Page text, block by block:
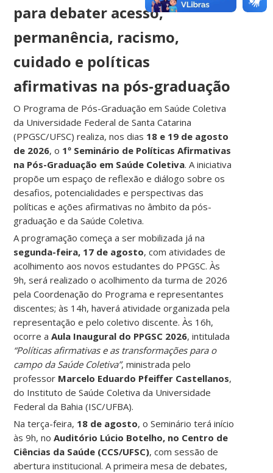
para debater acesso,
permanência, racismo,
cuidado e políticas
afirmativas na pós-graduação
O Programa de Pós-Graduação em Saúde Coletiva
da Universidade Federal de Santa Catarina
(PPGSC/UFSC) realiza, nos dias 18 e 19 de agosto
de 2026, o 1º Seminário de Políticas Afirmativas
na Pós-Graduação em Saúde Coletiva. A iniciativa
propõe um espaço de reflexão e diálogo sobre os
desafios, potencialidades e perspectivas das
políticas e ações afirmativas no âmbito da pós-
graduação e da Saúde Coletiva.
A programação começa a ser mobilizada já na
segunda-feira, 17 de agosto, com atividades de
acolhimento aos novos estudantes do PPGSC. Às
9h, será realizado o acolhimento da turma de 2026
pela Coordenação do Programa e representantes
discentes; às 14h, haverá atividade organizada pela
representação e pelo coletivo discente. Às 16h,
ocorre aAula Inaugural do PPGSC 2026, intitulada
“Políticas afirmativas e as transformações para o
campo da Saúde Coletiva”, ministrada pelo
professor Marcelo Eduardo Pfeiffer Castellanos,
do Instituto de Saúde Coletiva da Universidade
Federal da Bahia (ISC/UFBA).
Na terça-feira, 18 de agosto, o Seminário terá início
às 9h, noAuditório Lúcio Botelho, no Centro de
Ciências da Saúde (CCS/UFSC), com sessão de
abertura institucional. A primeira mesa de debates,